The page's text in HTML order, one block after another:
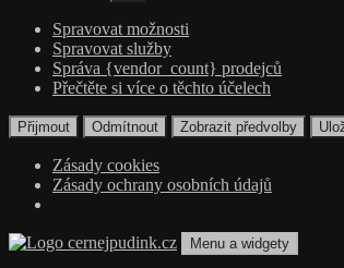
Spravovat možnosti
Spravovat služby
Správa {vendor_count} prodejců
Přečtěte si více o těchto účelech
Přijmout Odmítnout Zobrazit předvolby
Zásady cookies
Zásady ochrany osobních údajů
Přejít
Menu a widgety